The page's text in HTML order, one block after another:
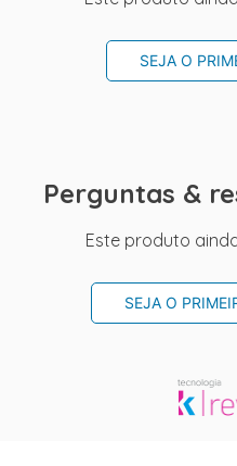
SEJA O
Perguntas &
Este produto
SEJA O